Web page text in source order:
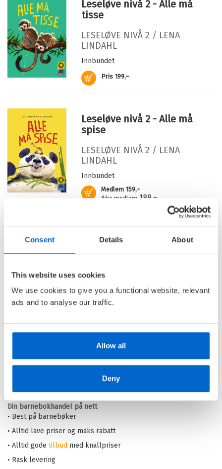
Consent Details About
This website uses cookies
We use cookies to give you a functional website, relevant
ads and to analyse our traffic.
Allow all
Deny
Antall sider:
40
Illustratør:
Aas, Jens A. Larsen
Serie: Leseløve nivå 2
hvorfor haiungene spiser sine egne søsken og hvorfor
kattunger ofte ser så forskjellige ut.
Leseløve nivå 2
Leseløve nivå 2 - Alle må
tisse
LESELØVE NIVÅ 2 / LENA
LINDAHL
Innbundet
Pris 199,–
Kjøp
Leseløve nivå 2 - Alle må
spise
LESELØVE NIVÅ 2 / LENA
LINDAHL
Innbundet
Medlem 159,–
Ikke medlem 189,–
Kjøp
LESELØVE NIVÅ 2 /
LINDAHL
Innbundet
Kjøp
Barnas Egen Bokverden – 100% leselyst!
Din barnebokhandel på nett
• Best på barnebøker
• Alltid lave priser og maks rabatt
• Alltid gode tilbud med knallpriser
• Rask levering